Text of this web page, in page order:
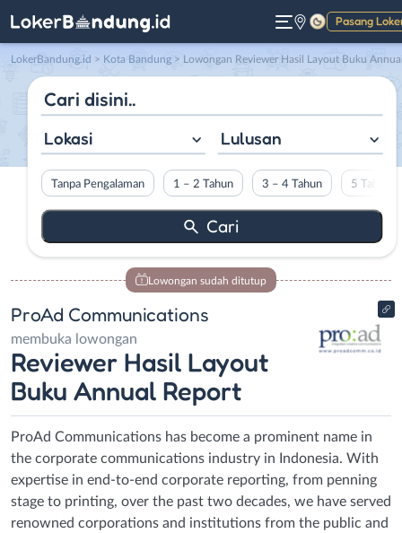
Pasang
Gelap
LokerBandung.id > Kota Bandung > Lowongan Reviewer Hasil Layout Buku Annual Report di ProAd
Lokasi Lulusan
Tanpa Pengalaman 1 – 2 Tahun 3 – 4 Tahun 5 Tahun
Lowongan sudah ditutup
ProAd Communications
membuka lowongan
Reviewer Hasil Layout
Buku Annual Report
ProAd Communications has become a prominent name in
the corporate communications industry in Indonesia. With
expertise in end-to-end corporate reporting, from penning
stage to printing, over the past two decades, we have served
renowned corporations and institutions from the public and